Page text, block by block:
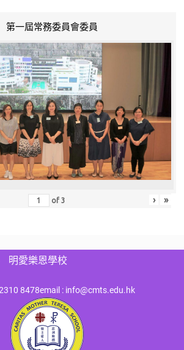
第一屆常務委員會委員
of3 › »
明愛樂恩學校
8478email : info@cmts.edu.hk